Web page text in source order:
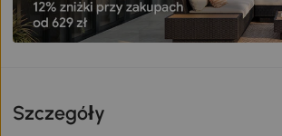
Szczegóły